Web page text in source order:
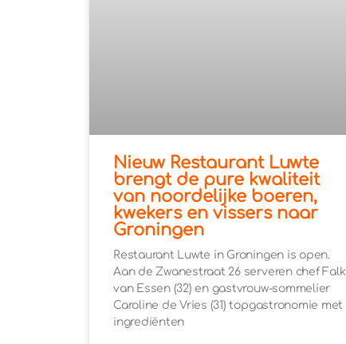
Nieuw Restaurant Luwte
brengt de pure kwaliteit
van noordelijke boeren,
kwekers en vissers naar
Groningen
Restaurant Luwte in Groningen is open.
Aan de Zwanestraat 26 serveren chef Falk
van Essen (32) en gastvrouw-sommelier
Caroline de Vries (31) topgastronomie met
ingrediënten